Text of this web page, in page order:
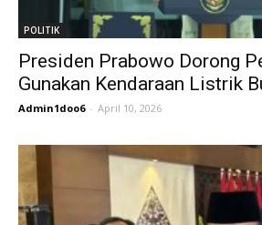
POLITIK
Presiden Prabowo Dorong
Gunakan Kendaraan Listrik
Admin1doo6 - April 10, 2026